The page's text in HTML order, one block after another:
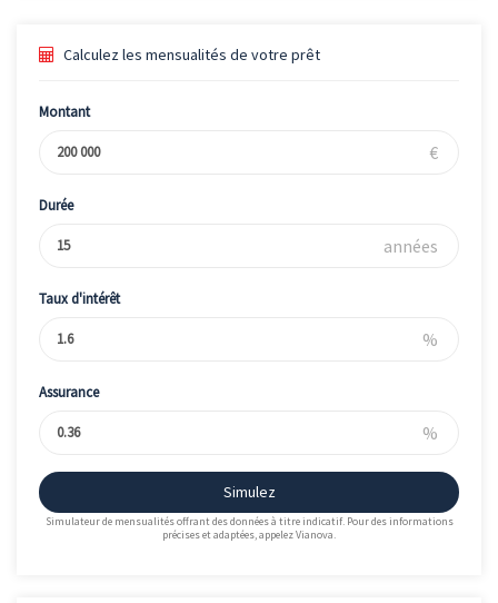
Calculez les mensualités de votre prêt
Montant
€
Durée
années
Taux d'intérêt
%
Assurance
%
Simulez
Simulateur de mensualités offrant des données à titre indicatif. Pour des informations
précises et adaptées, appelez Vianova.